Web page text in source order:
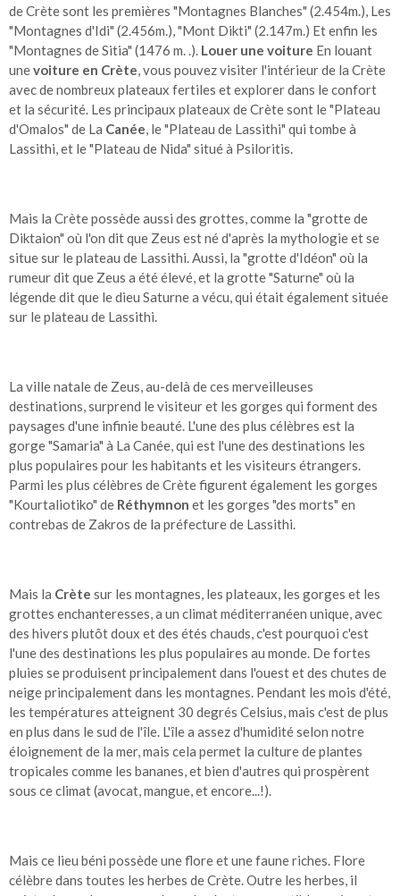
de Crète sont les premières "Montagnes Blanches" (2.454m.), Les
"Montagnes d'Idi" (2.456m.), "Mont Dikti" (2.147m.) Et enfin les
"Montagnes de Sitia" (1476 m. .). Louer une voiture En louant
unevoiture en Crète, vous pouvez visiter l'intérieur de la Crète
avec de nombreux plateaux fertiles et explorer dans le confort
et la sécurité. Les principaux plateaux de Crète sont le "Plateau
d'Omalos" de La Canée, le "Plateau de Lassithi" qui tombe à
Lassithi, et le "Plateau de Nida" situé à Psiloritis.
Mais la Crète possède aussi des grottes, comme la "grotte de
Diktaion" où l'on dit que Zeus est né d'après la mythologie et se
situe sur le plateau de Lassithi. Aussi, la "grotte d'Idéon" où la
rumeur dit que Zeus a été élevé, et la grotte "Saturne" où la
légende dit que le dieu Saturne a vécu, qui était également située
sur le plateau de Lassithi.
La ville natale de Zeus, au-delà de ces merveilleuses
destinations, surprend le visiteur et les gorges qui forment des
paysages d'une infinie beauté. L'une des plus célèbres est la
gorge "Samaria" à La Canée, qui est l'une des destinations les
plus populaires pour les habitants et les visiteurs étrangers.
Parmi les plus célèbres de Crète figurent également les gorges
"Kourtaliotiko" de Réthymnon et les gorges "des morts" en
contrebas de Zakros de la préfecture de Lassithi.
Mais la Crète sur les montagnes, les plateaux, les gorges et les
grottes enchanteresses, a un climat méditerranéen unique, avec
des hivers plutôt doux et des étés chauds, c'est pourquoi c'est
l'une des destinations les plus populaires au monde. De fortes
pluies se produisent principalement dans l'ouest et des chutes de
neige principalement dans les montagnes. Pendant les mois d'été,
les températures atteignent 30 degrés Celsius, mais c'est de plus
en plus dans le sud de l'île. L'île a assez d'humidité selon notre
éloignement de la mer, mais cela permet la culture de plantes
tropicales comme les bananes, et bien d'autres qui prospèrent
sous ce climat (avocat, mangue, et encore...!).
Mais ce lieu béni possède une flore et une faune riches. Flore
célèbre dans toutes les herbes de Crète. Outre les herbes, il